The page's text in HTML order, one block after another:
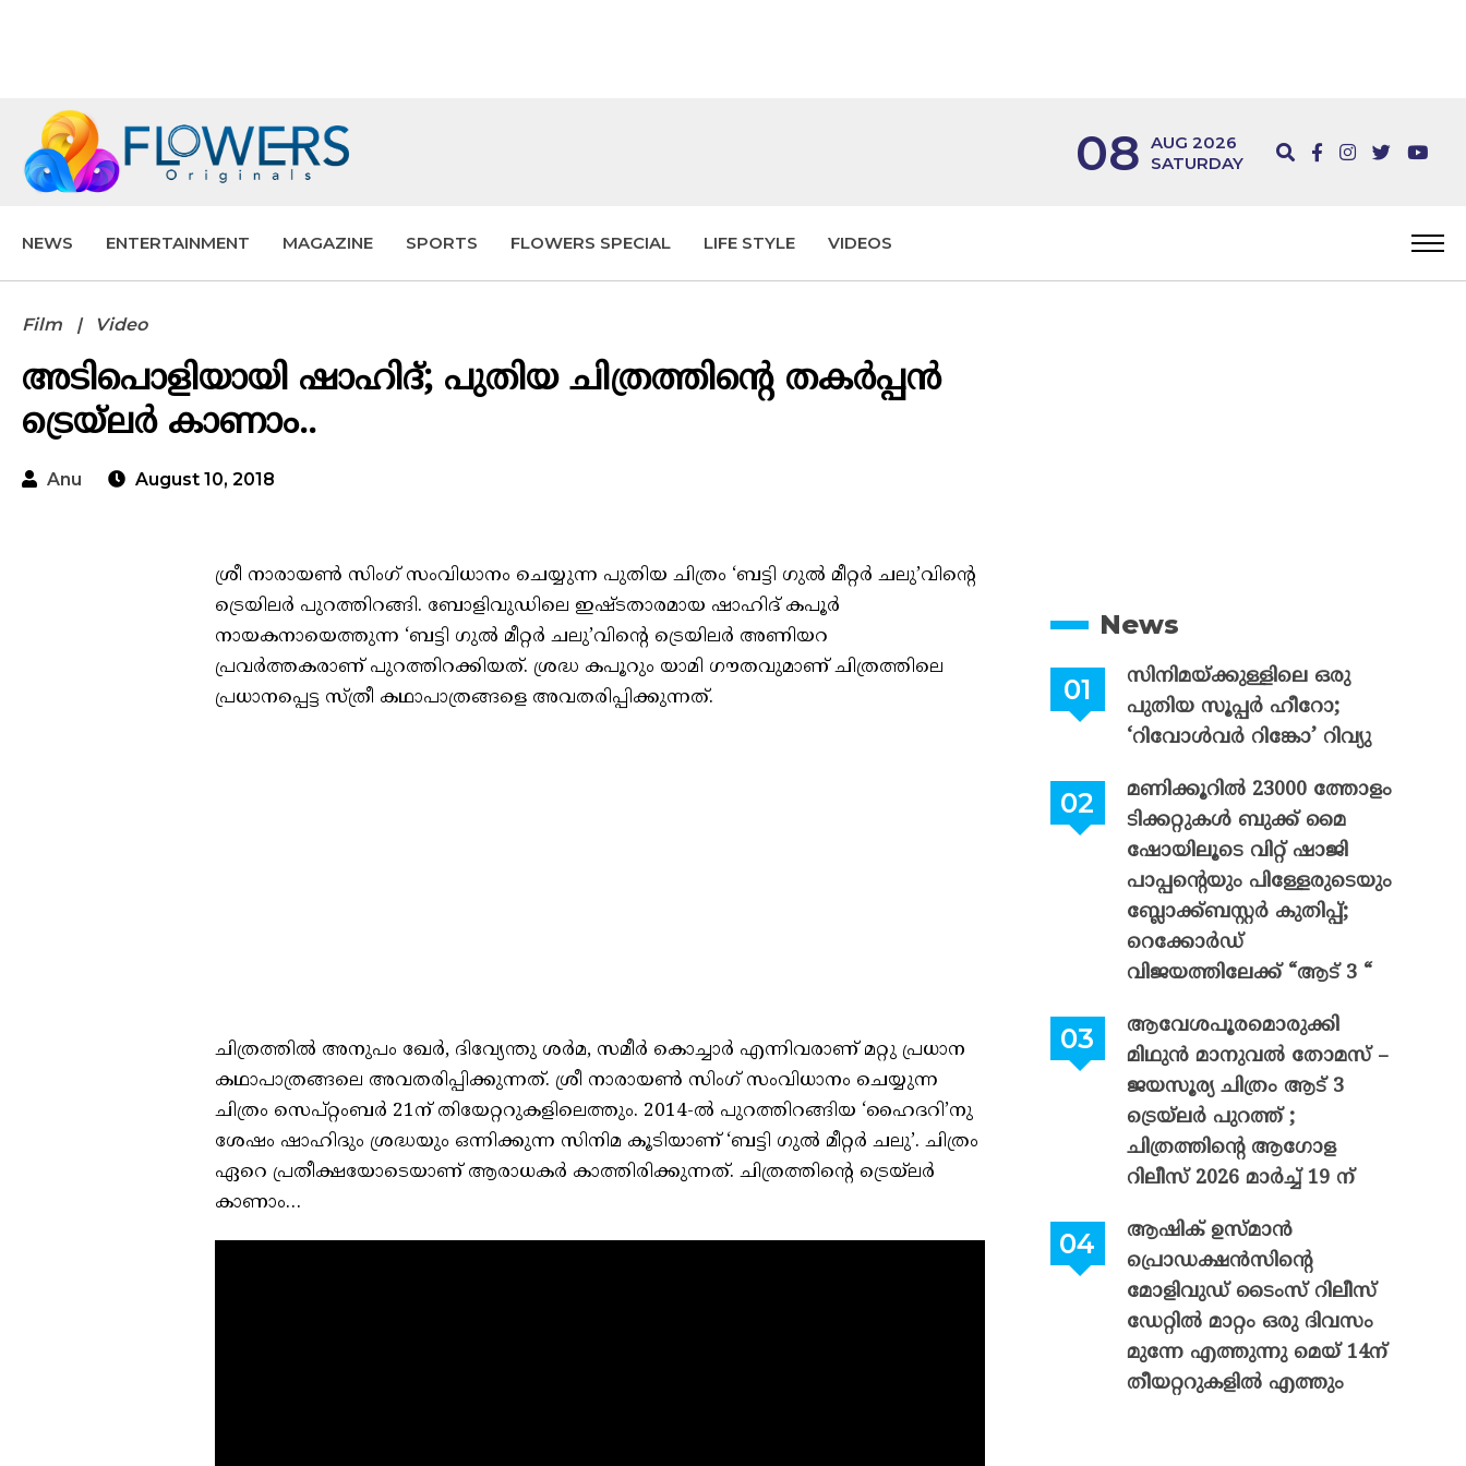
08 AUG 2026
SATURDAY
NEWS ENTERTAINMENT MAGAZINE SPORTS FLOWERS SPECIAL LIFE STYLE VIDEOS
Film Video
അടിപൊളിയായി ഷാഹിദ്; പുതിയ ചിത്രത്തിന്റെ തകർപ്പൻ
ട്രെയ്‌ലർ കാണാം..
Anu August 10, 2018
ശ്രീ നാരായണ്‍ സിംഗ് സംവിധാനം ചെയ്യുന്ന പുതിയ ചിത്രം ‘ബട്ടി ഗുൽ മീറ്റര്‍ ചലു’വിന്റെ
ട്രെയിലർ പുറത്തിറങ്ങി. ബോളിവുഡിലെ ഇഷ്ടതാരമായ ഷാഹിദ് കപൂർ
നായകനായെത്തുന്ന ‘ബട്ടി ഗുൽ മീറ്റര്‍ ചലു’വിന്റെ ട്രെയിലർ അണിയറ
പ്രവർത്തകരാണ് പുറത്തിറക്കിയത്. ശ്രദ്ധ കപൂറും യാമി ഗൗതവുമാണ് ചിത്രത്തിലെ
പ്രധാനപ്പെട്ട സ്ത്രീ കഥാപാത്രങ്ങളെ അവതരിപ്പിക്കുന്നത്.
ചിത്രത്തിൽ അനുപം ഖേര്‍, ദിവ്യേന്തു ശര്‍മ, സമീര്‍ കൊച്ചാര്‍ എന്നിവരാണ് മറ്റു പ്രധാന
കഥാപാത്രങ്ങലെ അവതരിപ്പിക്കുന്നത്. ശ്രീ നാരായണ്‍ സിംഗ് സംവിധാനം ചെയ്യുന്ന
ചിത്രം സെപ്റ്റംബര്‍ 21ന് തിയേറ്ററുകളിലെത്തും. 2014-ല്‍ പുറത്തിറങ്ങിയ ‘ഹൈദറി’നു
ശേഷം ഷാഹിദും ശ്രദ്ധയും ഒന്നിക്കുന്ന സിനിമ കൂടിയാണ് ‘ബട്ടി ഗുൽ മീറ്റര്‍ ചലു’. ചിത്രം
ഏറെ പ്രതീക്ഷയോടെയാണ് ആരാധകർ കാത്തിരിക്കുന്നത്. ചിത്രത്തിന്റെ ട്രെയ്‌ലർ
കാണാം…
News
സിനിമയ്ക്കുള്ളിലെ ഒരു
പുതിയ സൂപ്പർ ഹീറോ;
‘റിവോൾവർ റിങ്കോ’ റിവ്യു
മണിക്കൂറിൽ 23000 ത്തോളം
ടിക്കറ്റുകൾ ബുക്ക് മൈ
ഷോയിലൂടെ വിറ്റ് ഷാജി
പാപ്പന്റെയും പിള്ളേരുടെയും
ബ്ലോക്ക്ബസ്റ്റർ കുതിപ്പ്;
റെക്കോർഡ്
വിജയത്തിലേക്ക് “ആട് 3 “
ആവേശപൂരമൊരുക്കി
മിഥുൻ മാനുവൽ തോമസ് –
ജയസൂര്യ ചിത്രം ആട് 3
ട്രെയ്‌ലർ പുറത്ത് ;
ചിത്രത്തിന്റെ ആഗോള
റിലീസ് 2026 മാർച്ച് 19 ന്
ആഷിക് ഉസ്മാൻ
പ്രൊഡക്ഷൻസിന്റെ
മോളിവുഡ് ടൈംസ് റിലീസ്
ഡേറ്റിൽ മാറ്റം ഒരു ദിവസം
മുന്നേ എത്തുന്നു മെയ് 14ന്
തീയറ്ററുകളിൽ എത്തും